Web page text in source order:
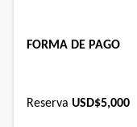
FORMA DE PAGO
Reserva USD$5,000